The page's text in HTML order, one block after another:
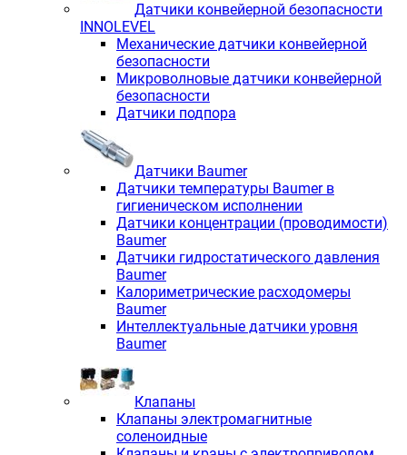
Датчики конвейерной безопасности
INNOLEVEL
Механические датчики конвейерной
безопасности
Микроволновые датчики конвейерной
безопасности
Датчики подпора
Датчики Baumer
Датчики температуры Baumer в
гигиеническом исполнении
Датчики концентрации (проводимости)
Baumer
Датчики гидростатического давления
Baumer
Калориметрические расходомеры
Baumer
Интеллектуальные датчики уровня
Baumer
Клапаны
Клапаны электромагнитные
соленоидные